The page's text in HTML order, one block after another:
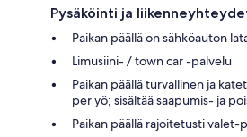
Pysäköinti ja
Paikan päällä on sähköauton
Limusiini- / town car -palvelu
Paikan päällä turvallinen ja
per yö; sisältää saapumis- ja
Paikan päällä rajoitetusti valet-